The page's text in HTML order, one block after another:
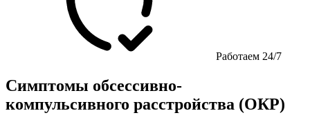
Работаем 24/7
Симптомы обсессивно-
компульсивного расстройства (ОКР)